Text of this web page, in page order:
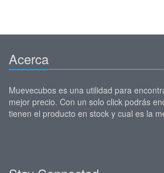
Acerca
Muevecubos es una utilidad para
mejor precio. Con un solo click podrás
tienen el producto en stock y cual es la